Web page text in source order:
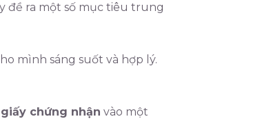
đề ra một số mục tiêu trung
mình sáng suốt và hợp lý.
chứng nhận vào một